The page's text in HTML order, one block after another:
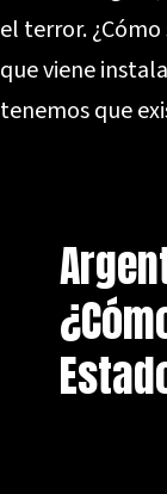
el terror.
que viene
tenemos que